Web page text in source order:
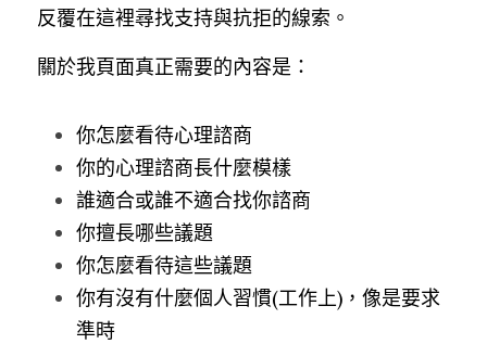
反覆在這裡尋找支持與抗拒的線索。
關於我頁面真正需要的內容是：
你怎麼看待心理諮商
你的心理諮商長什麼模樣
誰適合或誰不適合找你諮商
你擅長哪些議題
你怎麼看待這些議題
你有沒有什麼個人習慣(工作上)，像是要求
準時